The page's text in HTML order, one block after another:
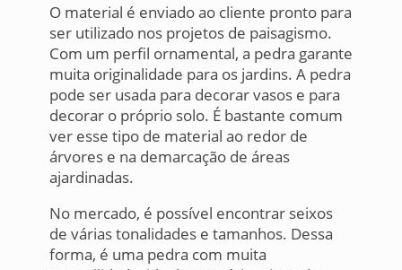
O material é enviado ao cliente pronto para
ser utilizado nos projetos de paisagismo.
Com um perfil ornamental, a pedra garante
muita originalidade para os jardins. A pedra
pode ser usada para decorar vasos e para
decorar o próprio solo. É bastante comum
ver esse tipo de material ao redor de
árvores e na demarcação de áreas
ajardinadas.
No mercado, é possível encontrar seixos
de várias tonalidades e tamanhos. Dessa
forma, é uma pedra com muita